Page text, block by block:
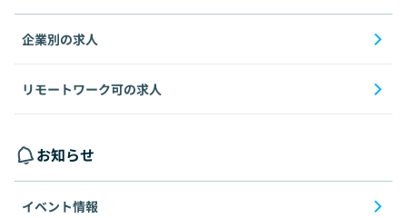
企業別の求人
リモートワーク可の求人
お知らせ
イベント情報